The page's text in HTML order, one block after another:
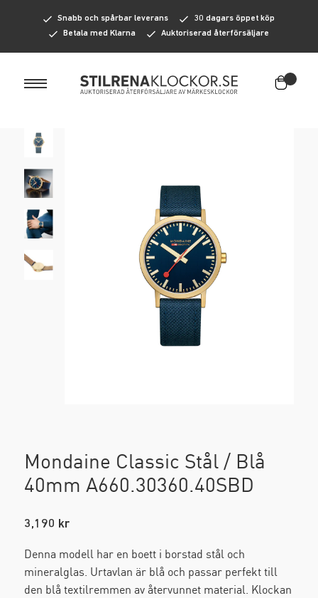
Snabb och spårbar leverans
30 dagars öppet köp
Betala med Klarna
Auktoriserad återförsäljare
Herrklockor
AMURAI
Casio
Carl Edmond
G-L
KOMONO
Accessoarer
Hängslen
Slipsar
Väskor och Plånböcker
Watch Winders
Väggklockor
Kampanj
Mondaine Classic Stål / Blå
40mm A660.30360.40SBD
3,190 kr
Denna modell har en boett i borstad stål och
mineralglas. Urtavlan är blå och passar perfekt till
den blå textilremmen av återvunnet material. Klockan